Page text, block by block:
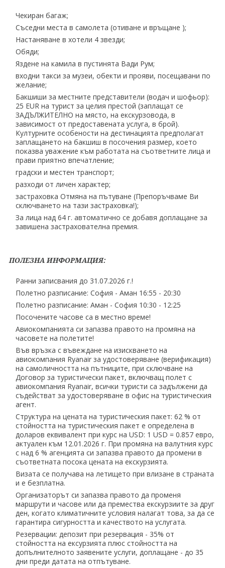
Чекиран багаж;
Съседни места в самолета (отиване и връщане );
Настаняване в хотели 4 звезди;
Обяди;
Яздене на камила в пустинята Вади Рум;
входни такси за музеи, обекти и прояви, посещавани по
желание;
Бакшиши за местните представители (водач и шофьор):
25 EUR на турист за целия престой (заплащат се
ЗАДЪЛЖИТЕЛНО на място, на екскурзовода, в
зависимост от предоставената услуга, в брой).
Културните особености на дестинацията предполагат
заплащането на бакшиш в посочения размер, което
показва уважение към работата на съответните лица и
прави приятно впечатление;
градски и местен транспорт;
разходи от личен характер;
застраховка Отмяна на пътуване (Препоръчваме Ви
сключването на тази застраховка!);
За лица над 64 г. автоматично се добавя доплащане за
завишена застрахователна премия.
ПОЛЕЗНА ИНФОРМАЦИЯ:
Ранни записвания до 31.07.2026 г.!
Полетно разписание: София - Аман 16:55 - 20:30
Полетно разписание: Аман - София 10:30 - 12:25
Посочените часове са в местно време!
Авиокомпанията си запазва правото на промяна на
часовете на полетите!
Във връзка с въвеждане на изискването на
авиокомпания Ryanair за удостоверяване (верификация)
на самоличността на пътниците, при сключване на
Договор за туристически пакет, включващ полет с
авиокомпания Ryanair, всички туристи са задължени да
съдействат за удостоверяване в офис на туристическия
агент.
Структура на цената на туристическия пакет: 62 % от
стойността на туристическия пакет е определена в
доларов еквивалент при курс на USD: 1 USD = 0.857 евро,
актуален към 12.01.2026 г. При промяна на валутния курс
с над 6 % агенцията си запазва правото да промени в
съответната посока цената на екскурзията.
Визата се получава на летището при влизане в страната
и е безплатна.
Организаторът си запазва правото да променя
маршрути и часове или да премества екскурзиите за друг
ден, когато климатичните условия налагат това, за да се
гарантира сигурността и качеството на услугата.
Резервации: депозит при резервация - 35% от
стойността на ексурзията плюс стойността на
допълнителното заявените услуги, доплащане - до 35
дни преди датата на отпътуване.